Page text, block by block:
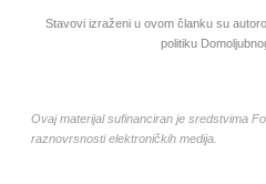
Stavovi izraženi u ovom članku su
politiku
Ovaj materijal sufinanciran je sredstvima
raznovrsnosti elektroničkih medija.